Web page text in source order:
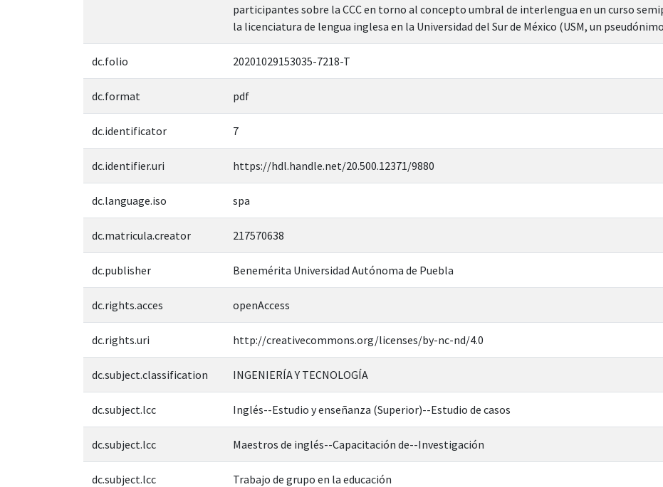
participantes sobre la CCC en torno al concepto umbral de interlengua en un curso
la licenciatura de lengua inglesa en la Universidad del Sur de México (USM, un
dc.folio 20201029153035-7218-T
dc.format pdf
dc.identificator 7
dc.identifier.uri https://hdl.handle.net/20.500.12371/9880
dc.language.iso spa
dc.matricula.creator 217570638
dc.publisher Benemérita Universidad Autónoma de Puebla
dc.rights.acces openAccess
dc.rights.uri http://creativecommons.org/licenses/by-nc-nd/4.0
dc.subject.classification INGENIERÍA Y TECNOLOGÍA
dc.subject.lcc Inglés--Estudio y enseñanza (Superior)--Estudio de casos
dc.subject.lcc Maestros de inglés--Capacitación de--Investigación
dc.subject.lcc Trabajo de grupo en la educación